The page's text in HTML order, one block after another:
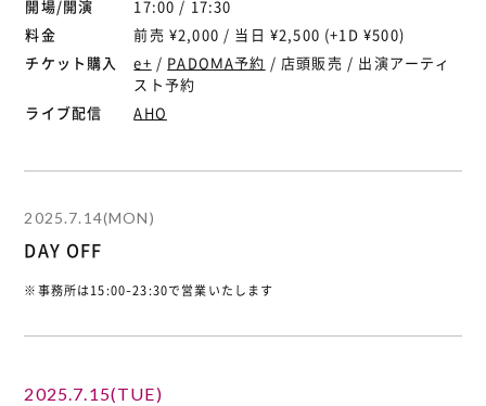
開場/開演
17:00 / 17:30
料金
前売 ¥2,000 / 当日 ¥2,500 (+1D ¥500)
チケット購入
e+ / PADOMA予約 / 店頭販売 / 出演アーティ
スト予約
ライブ配信
AHO
2025.7.14(MON)
DAY OFF
※事務所は15:00-23:30で営業いたします
2025.7.15(TUE)